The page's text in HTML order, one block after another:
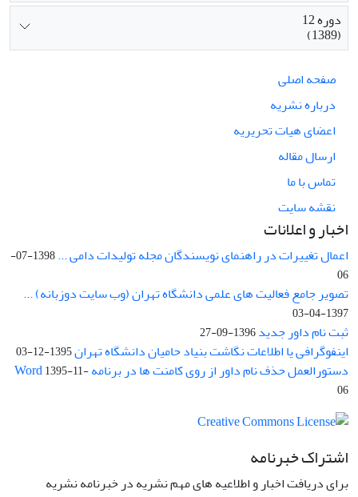
دوره 12
(1389)
صفحه اصلی
درباره نشریه
اعضای هیات تحریریه
ارسال مقاله
تماس با ما
نقشه سایت
اخبار و اعلانات
اعمال تغییرات در راهنمای نویسندگان مجله تولیدات دامی ...
1398-07-
06
تصویر جامع فعالیت های علمی دانشگاه تهران (وب سایت دوزبانه) ...
1397-04-03
ثبت نام داور جدید1396-09-27
اینفوگرافی یا اطلاعات نگاشت بنیاد حامیان دانشگاه تهران1395-12-03
دستورالعمل حذف نام داور از روی کامنت ها در برنامه Word1395-11-
06
اشتراک خبرنامه
برای دریافت اخبار و اطلاعیه های مهم نشریه در خبرنامه نشریه